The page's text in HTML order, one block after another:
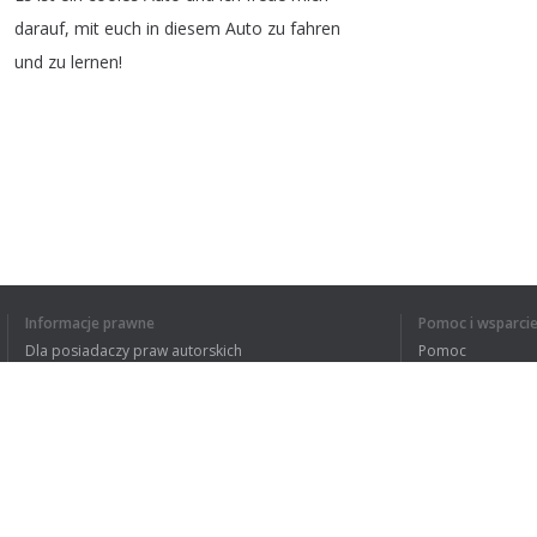
darauf, mit euch in diesem Auto zu fahren
und zu lernen!
Informacje prawne
Dla posiadaczy praw autorskich
Pomoc i wsparcie
Pomoc